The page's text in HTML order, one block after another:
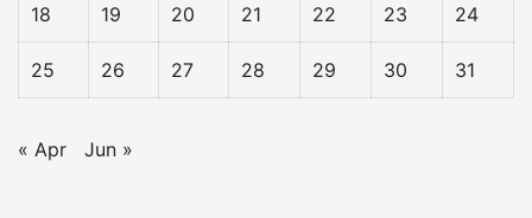
18 19 20 21 22 23 24
25 26 27 28 29 30 31
« Apr Jun »